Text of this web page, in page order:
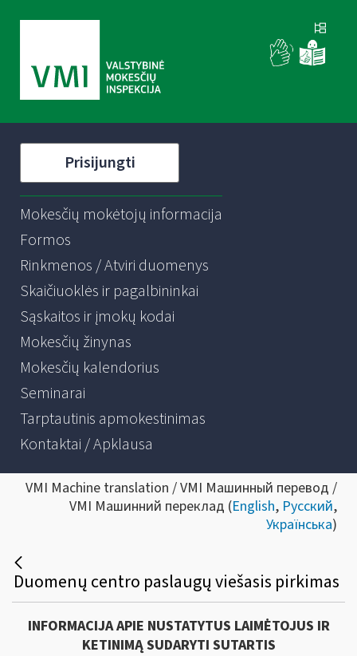
Prisijungti
Mokesčių mokėtojų informacija
Formos
Rinkmenos / Atviri duomenys
Skaičiuoklės ir pagalbininkai
Sąskaitos ir įmokų kodai
Mokesčių žinynas
Mokesčių kalendorius
Seminarai
Tarptautinis apmokestinimas
Kontaktai / Apklausa
VMI Machine translation / VMI Машинный перевод /
VMI Машинний переклад (English, Русский,
Українська)
Duomenų centro paslaugų viešasis pirkimas
INFORMACIJA APIE NUSTATYTUS LAIMĖTOJUS IR
KETINIMĄ SUDARYTI SUTARTIS